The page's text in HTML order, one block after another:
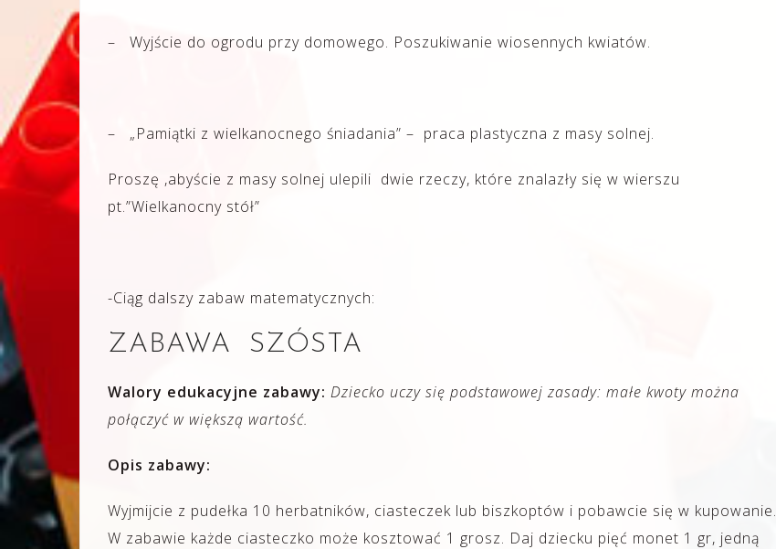
– Wyjście do ogrodu przy domowego. Poszukiwanie wiosennych kwiatów.
– „Pamiątki z wielkanocnego śniadania” – praca plastyczna z masy solnej.
Proszę ,abyście z masy solnej ulepili dwie rzeczy, które znalazły się w wierszu
pt.”Wielkanocny stół”
-Ciąg dalszy zabaw matematycznych:
ZABAWA SZÓSTA
Walory edukacyjne zabawy: Dziecko uczy się podstawowej zasady: małe kwoty można
połączyć w większą wartość.
Opis zabawy:
Wyjmijcie z pudełka 10 herbatników, ciasteczek lub biszkoptów i pobawcie się w kupowanie.
W zabawie każde ciasteczko może kosztować 1 grosz. Daj dziecku pięć monet 1 gr, jedną